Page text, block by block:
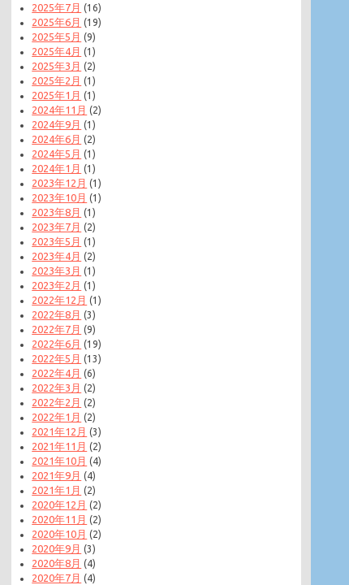
2025年7月 (16)
2025年6月 (19)
2025年5月 (9)
2025年4月 (1)
2025年3月 (2)
2025年2月 (1)
2025年1月 (1)
2024年11月 (2)
2024年9月 (1)
2024年6月 (2)
2024年5月 (1)
2024年1月 (1)
2023年12月 (1)
2023年10月 (1)
2023年8月 (1)
2023年7月 (2)
2023年5月 (1)
2023年4月 (2)
2023年3月 (1)
2023年2月 (1)
2022年12月 (1)
2022年8月 (3)
2022年7月 (9)
2022年6月 (19)
2022年5月 (13)
2022年4月 (6)
2022年3月 (2)
2022年2月 (2)
2022年1月 (2)
2021年12月 (3)
2021年11月 (2)
2021年10月 (4)
2021年9月 (4)
2021年1月 (2)
2020年12月 (2)
2020年11月 (2)
2020年10月 (2)
2020年9月 (3)
2020年8月 (4)
2020年7月 (4)